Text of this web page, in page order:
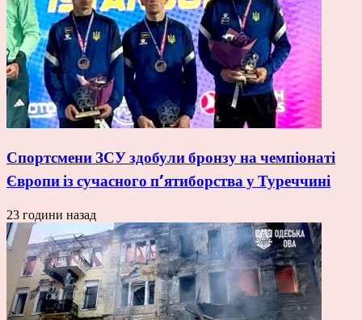
Спортсмени ЗСУ здобули бронзу на чемпіонаті
Європи із сучасного п’ятиборства у Туреччині
23 години назад